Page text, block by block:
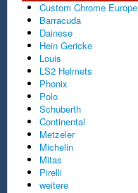
Custom Chrome Europe
Barracuda
Dainese
Hein Gericke
Louis
LS2 Helmets
Phonix
Polo
Schuberth
Continental
Metzeler
Michelin
Mitas
Pirelli
weitere